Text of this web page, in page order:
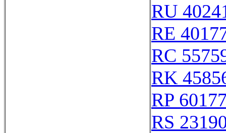
RU
RE
RC
RK
RP
RS